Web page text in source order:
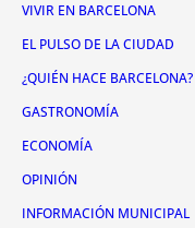
VIVIR EN BARCELONA
EL PULSO DE LA CIUDAD
¿QUIÉN HACE BARCELONA?
GASTRONOMÍA
ECONOMÍA
OPINIÓN
INFORMACIÓN MUNICIPAL